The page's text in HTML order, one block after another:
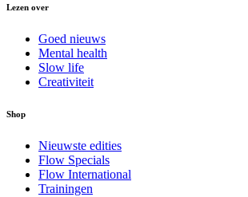
Lezen over
Goed nieuws
Mental health
Slow life
Creativiteit
Shop
Nieuwste edities
Flow Specials
Flow International
Trainingen